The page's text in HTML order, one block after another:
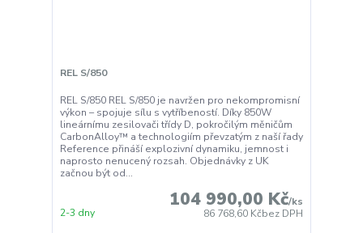
REL S/850
REL S/850 REL S/850 je navržen pro nekompromisní
výkon – spojuje sílu s vytříbeností. Díky 850W
lineárnímu zesilovači třídy D, pokročilým měničům
CarbonAlloy™ a technologiím převzatým z naší řady
Reference přináší explozivní dynamiku, jemnost i
naprosto nenucený rozsah. Objednávky z UK
začnou být od...
104 990,00 Kč/ks
86 768,60 Kčbez DPH
2-3 dny